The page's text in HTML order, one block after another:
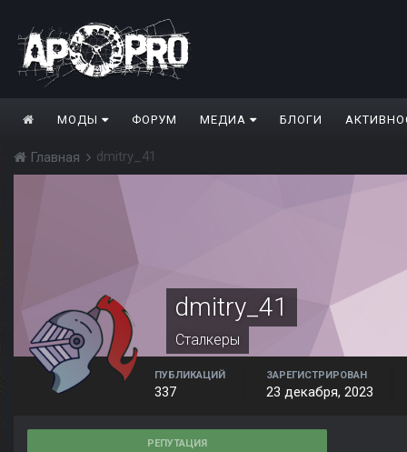
МОДЫ ФОРУМ МЕДИА БЛОГИ
Главная dmitry_41
dmitry_41
Сталкеры
ПУБЛИКАЦИЙ
337
ЗАРЕГИСТРИРОВАН
23 декабря, 2023
РЕПУТАЦИЯ